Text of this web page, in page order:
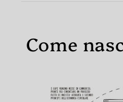
Come